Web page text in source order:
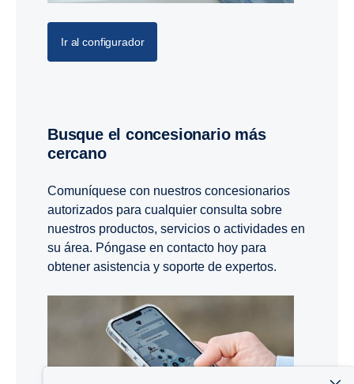
Ir al configurador
Busque el concesionario más
cercano
Comuníquese con nuestros concesionarios
autorizados para cualquier consulta sobre
nuestros productos, servicios o actividades en
su área. Póngase en contacto hoy para
obtener asistencia y soporte de expertos.